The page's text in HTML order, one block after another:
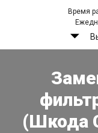
Время
(Шкода